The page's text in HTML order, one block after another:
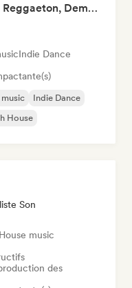
Latin Club Nights 🔥 Reggaeton, Dembow & Latin House
Indie Dance
Indie Dance
House
Son
House music
des